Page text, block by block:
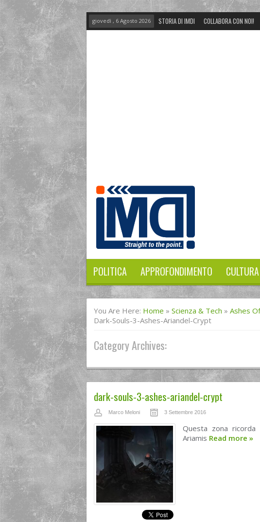
giovedì , 6 Agosto 2026 STORIA DI IMDI COLLABORA CON NOI!
POLITICA APPROFONDIMENTO CULTURA
You Are Here: Home » Scienza & Tech » Ashes
Dark-Souls-3-Ashes-Ariandel-Crypt
Category Archives:
dark-souls-3-ashes-ariandel-crypt
Marco Meloni 3 Settembre 2016
Questa zona
Ariamis Read more »